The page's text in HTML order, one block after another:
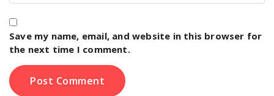
Save my name, email, and website in this browser for
the next time I comment.